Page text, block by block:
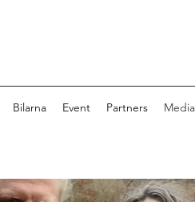
Bilarna Event Partners Media